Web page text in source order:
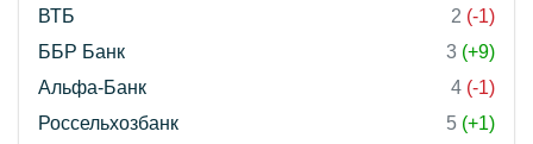
ВТБ
2 (-1)
ББР Банк
3 (+9)
Альфа-Банк
4 (-1)
Россельхозбанк
5 (+1)